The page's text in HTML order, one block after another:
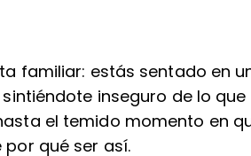
familiar: estás sentado en
inseguro de lo
el temido momento en
por qué ser así.